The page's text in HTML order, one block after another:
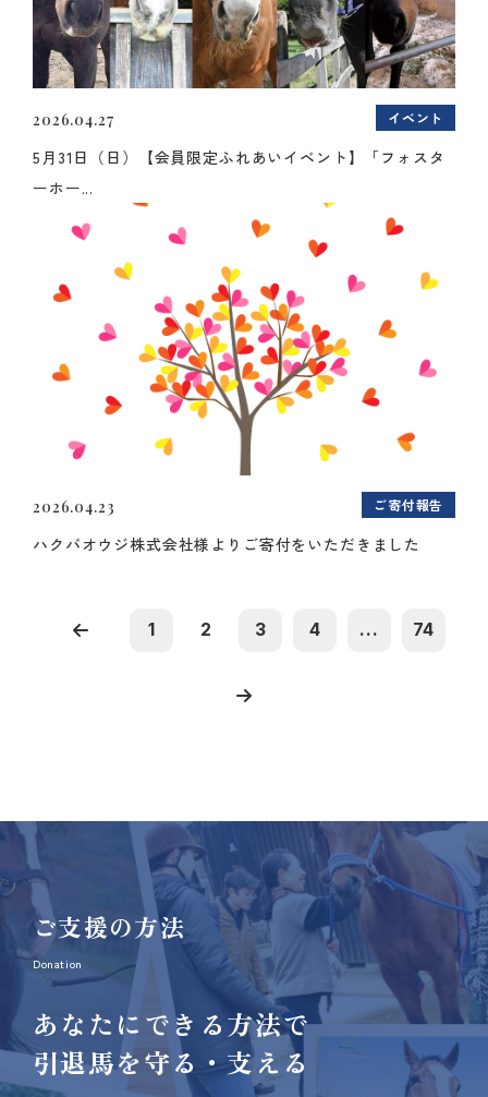
2026.04.27 イベント
5月31日（日）【会員限定ふれあいイベント】「フォスタ
ーホー...
2026.04.23 ご寄付報告
ハクバオウジ株式会社様よりご寄付をいただきました
1 2 3 4 ... 74
ご支援の方法
Donation
あなたにできる方法で
引退馬を守る・支える